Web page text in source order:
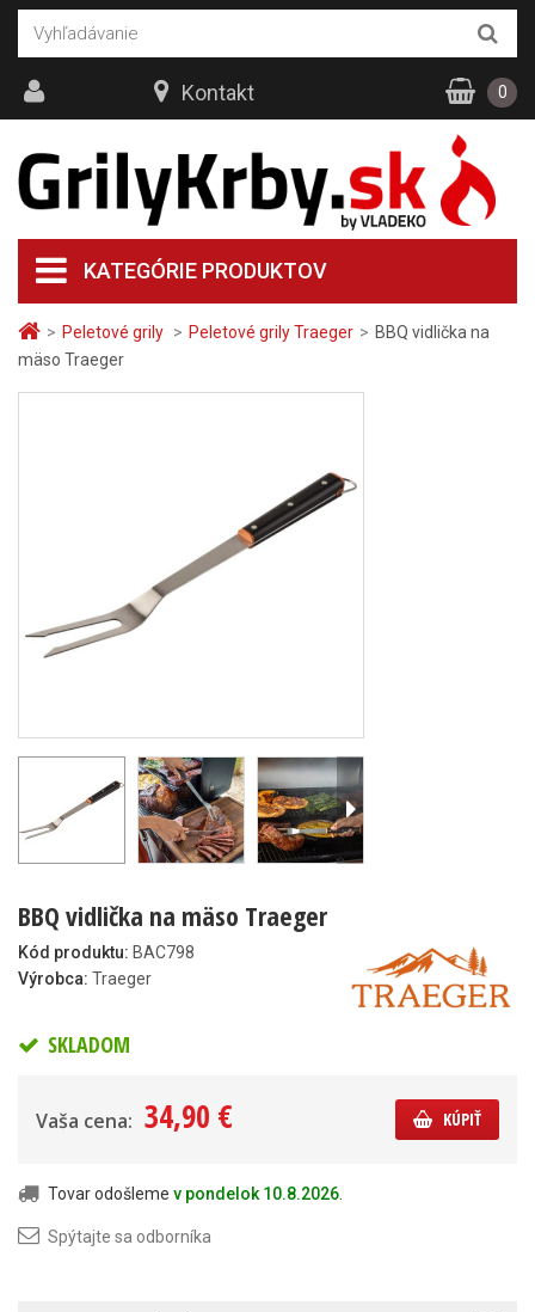
> Peletové grily > Peletové grily Traeger > BBQ vidlička na
mäso Traeger
BBQ vidlička na mäso Traeger
Kód produktu: BAC798
Výrobca: Traeger
SKLADOM
Vaša cena: 34,90 € KÚPIŤ
Tovar odošleme v pondelok 10.8.2026.
Spýtajte sa odborníka
KATEGÓRIE PRODUKTOV
Kontakt 0